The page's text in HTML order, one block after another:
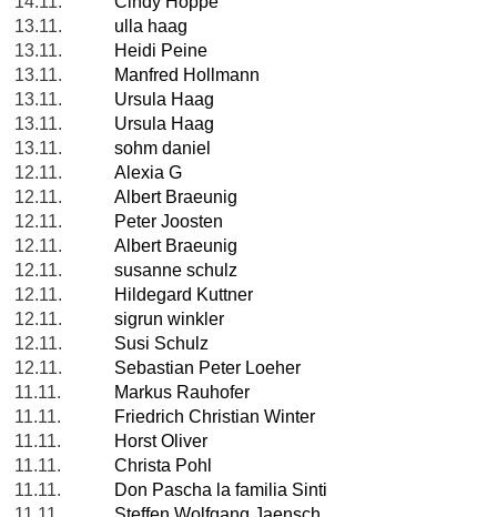
13.11.
ulla haag
13.11.
Heidi Peine
13.11.
Manfred Hollmann
13.11.
Ursula Haag
13.11.
Ursula Haag
13.11.
sohm daniel
12.11.
Alexia G
12.11.
Albert Braeunig
12.11.
Peter Joosten
12.11.
Albert Braeunig
12.11.
susanne schulz
12.11.
Hildegard Kuttner
12.11.
sigrun winkler
12.11.
Susi Schulz
12.11.
Sebastian Peter Loeher
11.11.
Markus Rauhofer
11.11.
Friedrich Christian Winter
11.11.
Horst Oliver
11.11.
Christa Pohl
11.11.
Don Pascha la familia Sinti